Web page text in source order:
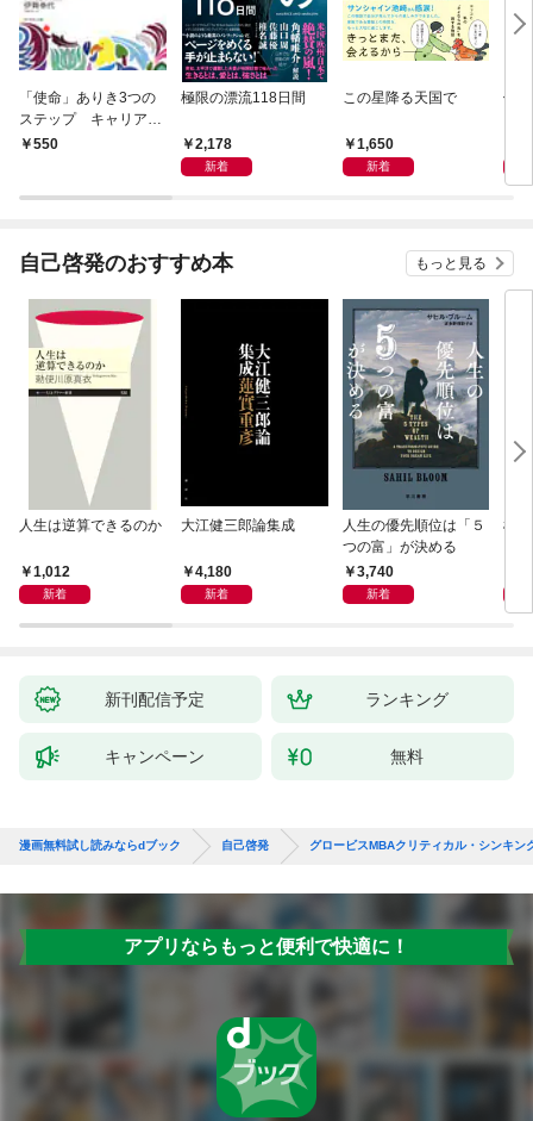
「使命」ありき3つの
ステップ キャリアの
成功とは何か
550
極限の漂流118日間
2,178
新着
この星降る天国で
1,650
新着
働
れ
自己啓発のおすすめ本 もっと見る
人生は逆算できるのか
1,012
新着
大江健三郎論集成
4,180
新着
人生の優先順位は「５
つの富」が決める
3,740
新着
極
新刊配信予定 ランキング
キャンペーン 無料
漫画無料試し読みならdブック 自己啓発 グロービスMBAクリティカル・シンキン
アプリならもっと便利で快適に！